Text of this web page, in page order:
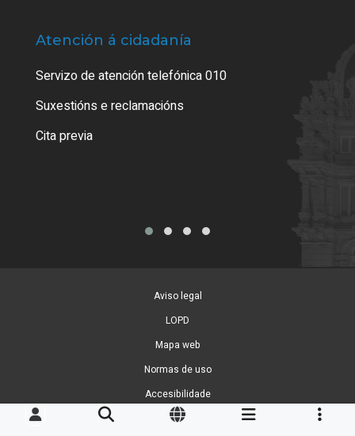
Atención á cidadanía
Servizo de atención telefónica 010
Suxestións e reclamacións
Cita previa
Aviso legal
LOPD
Mapa web
Normas de uso
Accesibilidade
Xestión de cookies